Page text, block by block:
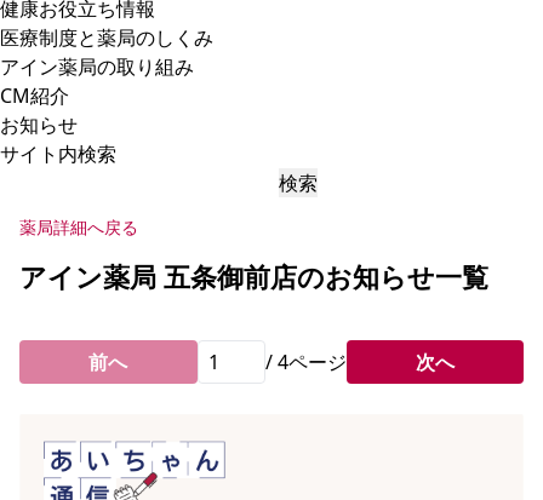
健康お役立ち情報
医療制度と薬局のしくみ
アイン薬局の取り組み
CM紹介
お知らせ
サイト内検索
検索
薬局詳細へ戻る
アイン薬局 五条御前店のお知らせ一覧
前へ /4ページ 次へ